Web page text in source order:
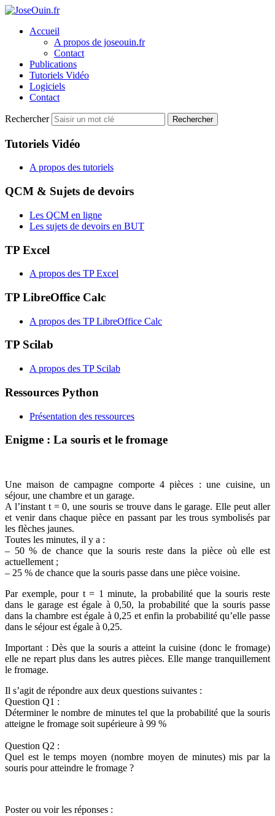
Accueil
A propos de joseouin.fr
Contact
Publications
Tutoriels Vidéo
Logiciels
Contact
Rechercher Rechercher
Tutoriels Vidéo
A propos des tutoriels
QCM & Sujets de devoirs
Les QCM en ligne
Les sujets de devoirs en BUT
TP Excel
A propos des TP Excel
TP LibreOffice Calc
A propos des TP LibreOffice Calc
TP Scilab
A propos des TP Scilab
Ressources Python
Présentation des ressources
Enigme : La souris et le fromage
Une maison de campagne comporte 4 pièces : une cuisine, un
séjour, une chambre et un garage.
A l’instant t = 0, une souris se trouve dans le garage. Elle peut aller
et venir dans chaque pièce en passant par les trous symbolisés par
les flèches jaunes.
Toutes les minutes, il y a :
– 50 % de chance que la souris reste dans la pièce où elle est
actuellement ;
– 25 % de chance que la souris passe dans une pièce voisine.
Par exemple, pour t = 1 minute, la probabilité que la souris reste
dans le garage est égale à 0,50, la probabilité que la souris passe
dans la chambre est égale à 0,25 et enfin la probabilité qu’elle passe
dans le séjour est égale à 0,25.
Important : Dès que la souris a atteint la cuisine (donc le fromage)
elle ne repart plus dans les autres pièces. Elle mange tranquillement
le fromage.
Il s’agit de répondre aux deux questions suivantes :
Question Q1 :
Déterminer le nombre de minutes tel que la probabilité que la souris
atteigne le fromage soit supérieure à 99 %
Question Q2 :
Quel est le temps moyen (nombre moyen de minutes) mis par la
souris pour atteindre le fromage ?
Poster ou voir les réponses :